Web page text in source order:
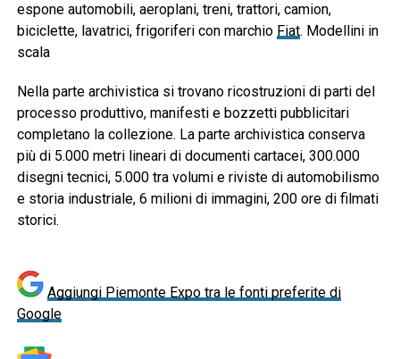
espone automobili, aeroplani, treni, trattori, camion,
biciclette, lavatrici, frigoriferi con marchio Fiat. Modellini in
scala
Nella parte archivistica si trovano ricostruzioni di parti del
processo produttivo, manifesti e bozzetti pubblicitari
completano la collezione. La parte archivistica conserva
più di 5.000 metri lineari di documenti cartacei, 300.000
disegni tecnici, 5.000 tra volumi e riviste di automobilismo
e storia industriale, 6 milioni di immagini, 200 ore di filmati
storici.
Aggiungi Piemonte Expo tra le fonti preferite di
Google